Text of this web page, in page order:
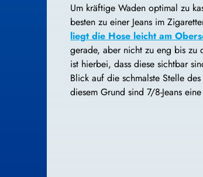
Um kräftige Waden optimal zu
besten zu einer Jeans im
liegt die Hose leicht am
gerade, aber nicht zu eng bis zu
ist hierbei, dass diese sichtbar
Blick auf die schmalste Stelle
diesem Grund sind 7/8-Jeans